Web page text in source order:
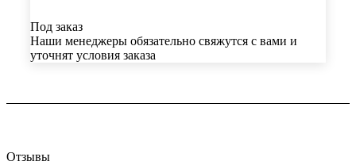
Под заказ
Наши менеджеры обязательно свяжутся с вами и
уточнят условия заказа
Отзывы